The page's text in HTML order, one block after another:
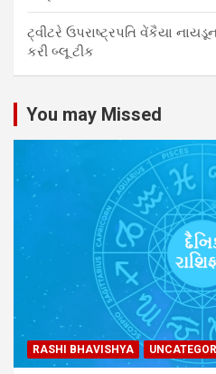
ટ્વીટરે ઉપરાષ્ટ્રપતિ વેંકૈયા
કરી બ્લૂ ટીક
You may Missed
RASHI BHAVISHYA